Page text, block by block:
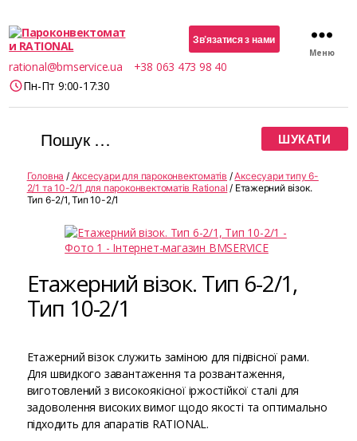
Пароконвектомати
RATIONAL
Зв’язатися з нами
rational@bmservice.ua
+38 063 473 98 40
Пн-Пт 9:00-17:30
Меню
Шукати:
Головна / Аксесуари для пароконвектоматів /Аксесуари типу 6-
2/1 та 10-2/1 для пароконвектоматів Rational / Етажерний візок.
Тип 6-2/1, Тип 10-2/1
Етажерний візок. Тип 6-2/1,
Тип 10-2/1
Етажерний візок служить заміною для підвісної рами.
Для швидкого завантаження та розвантаження,
виготовлений з високоякісної іржостійкої сталі для
задоволення високих вимог щодо якості та оптимально
підходить для апаратів RATIONAL.